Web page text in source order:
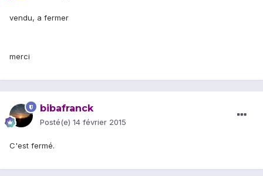
vendu, a fermer
merci
bibafranck
Posté(e) 14 février 2015
C'est fermé.